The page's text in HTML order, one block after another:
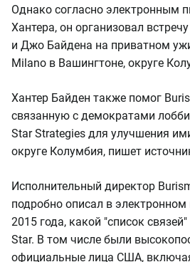
Однако согласно электронным
Хантера, он организовал
и Джо Байдена на приватном
Milano в Вашингтоне, округе
Хантер Байден также помог
связанную с демократами
Star Strategies для улучшения
округе Колумбия, пишет
Исполнительный директор
подробно описал в
2015 года, какой "список
Star. В том числе были
официальные лица США,